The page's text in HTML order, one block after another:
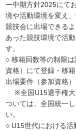
ー中期方針2025にて
境や活動環境を変え
競技会に出場できる
あった競技環境で活
す。
○ 移籍回数等の制限
資格）にて登録・移
出場要件（参加資格
※全国U15選手権大
ついては、全国統一
い。
○ U15世代における